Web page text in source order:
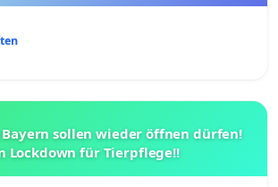
Bayern sollen wieder öffnen dürfen!
Lockdown für Tierpflege!!